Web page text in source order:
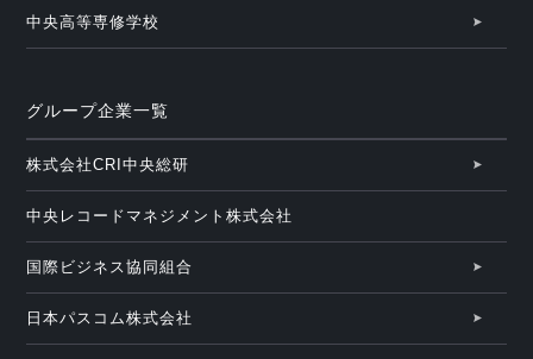
中央高等専修学校
グループ企業一覧
株式会社CRI中央総研
中央レコードマネジメント株式会社
国際ビジネス協同組合
日本パスコム株式会社